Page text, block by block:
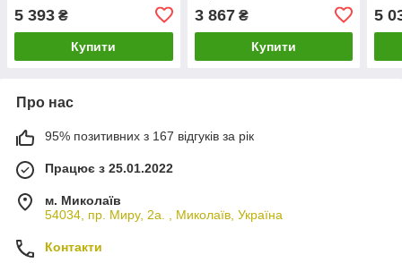
5 393 ₴
Купити
3 867₴
Купити
5
Про нас
95% позитивних з 167 відгуків за рік
Працює з 25.01.2022
м. Миколаїв
54034, пр. Миру, 2а. , Миколаїв, Україна
Контакти